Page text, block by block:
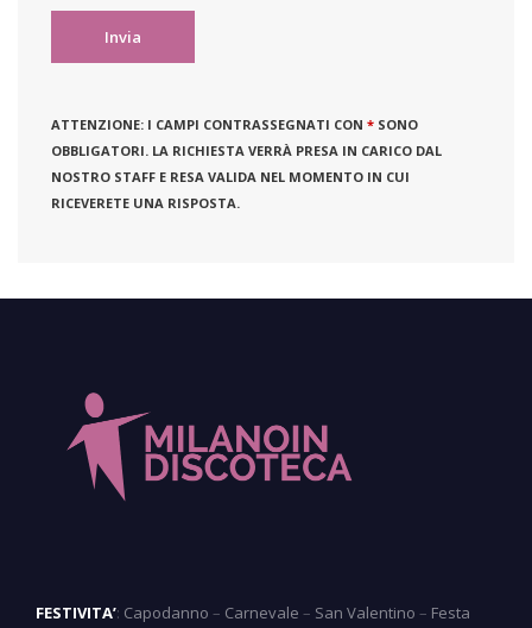
ATTENZIONE: I CAMPI CONTRASSEGNATI CON * SONO
OBBLIGATORI. LA RICHIESTA VERRÀ PRESA IN CARICO DAL
NOSTRO STAFF E RESA VALIDA NEL MOMENTO IN CUI
RICEVERETE UNA RISPOSTA.
FESTIVITA’: Capodanno – Carnevale – San Valentino – Festa